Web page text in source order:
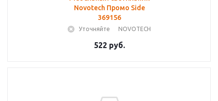
Novotech Промо Side
369156
Уточняйте NOVOTECH
522 руб.